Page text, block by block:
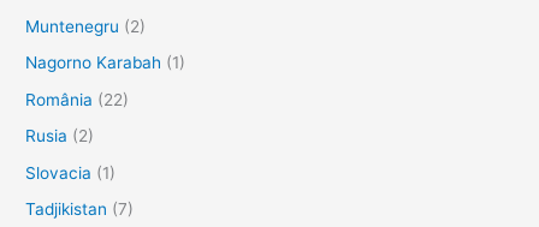
Muntenegru (2)
Nagorno Karabah (1)
România (22)
Rusia (2)
Slovacia (1)
Tadjikistan (7)